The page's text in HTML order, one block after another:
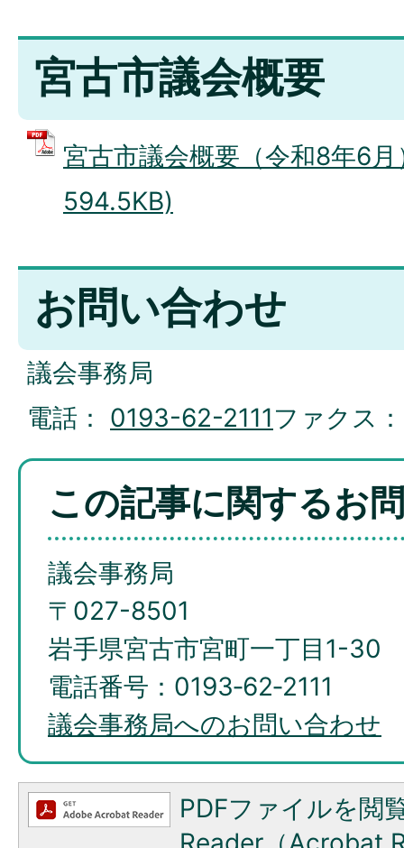
宮古市議会概要
宮古市議会概要（令和8年6
594.5KB)
お問い合わせ
議会事務局
電話： 0193-62-2111ファクス
この記事に関するお
議会事務局
〒027-8501
岩手県宮古市宮町一丁目1-30
電話番号：0193‐62‐2111
議会事務局へのお問い合わせ
PDFファイルを閲